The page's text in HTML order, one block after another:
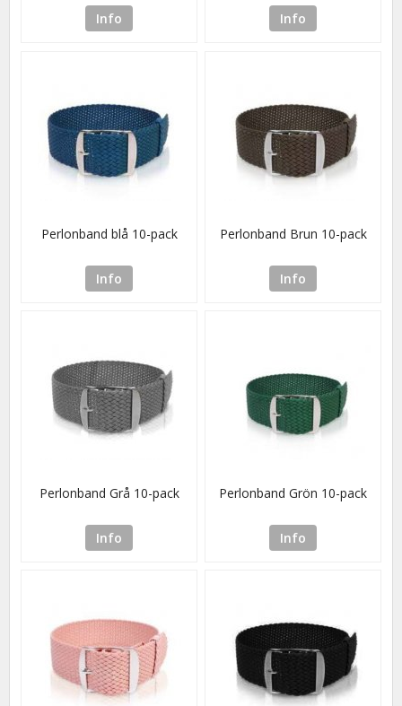
Info
Info
Perlonband blå 10-pack
Info
Perlonband Brun 10-pack
Info
Perlonband Grå 10-pack
Info
Perlonband Grön 10-pack
Info